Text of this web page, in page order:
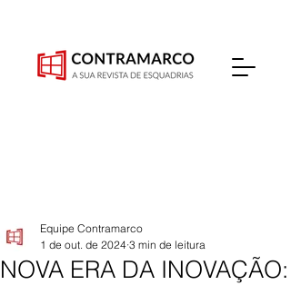
NOVA ERA DA INOVAÇÃO:
Equipe Contramarco
1 de out. de 2024 3 min de leitura